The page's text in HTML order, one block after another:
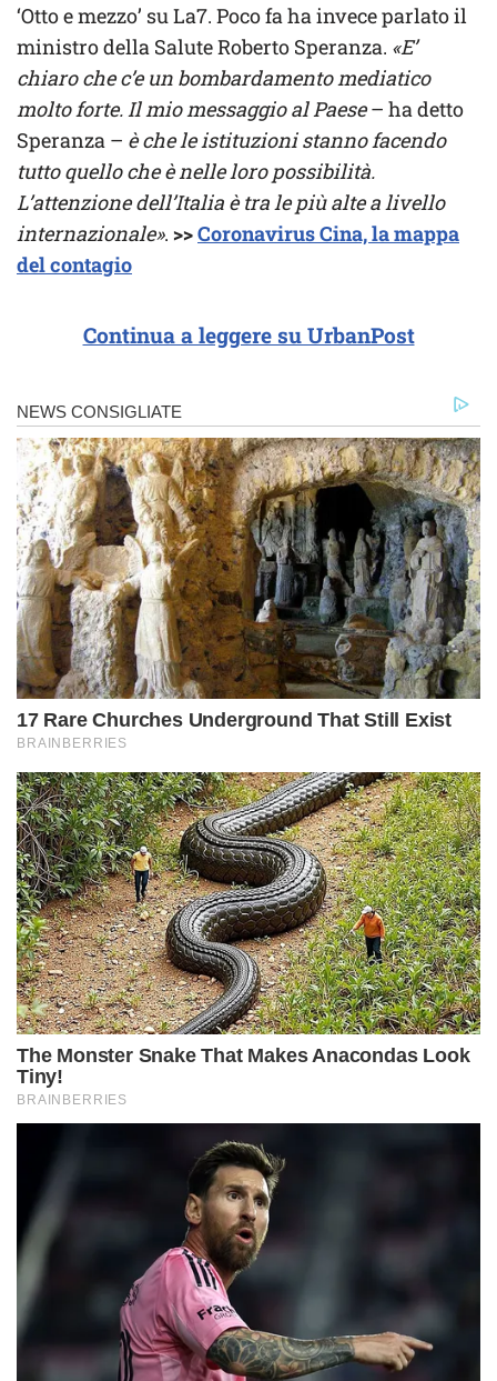
‘Otto e mezzo’ su La7. Poco fa ha invece parlato il
ministro della Salute Roberto Speranza. «E’
chiaro che c’e un bombardamento mediatico
molto forte. Il mio messaggio al Paese– ha detto
Speranza – è che le istituzioni stanno facendo
tutto quello che è nelle loro possibilità.
L’attenzione dell’Italia è tra le più alte a livello
internazionale». >>Coronavirus Cina, la mappa
del contagio
Continua a leggere su UrbanPost